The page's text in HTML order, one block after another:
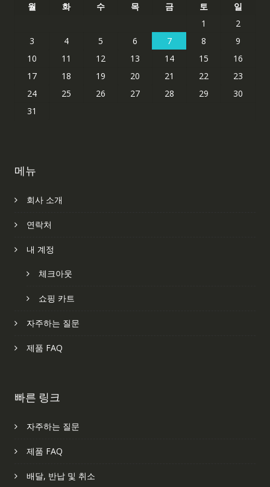
월 화 수 목 금 토
일
1
2
3
4 5 6 7 8
9
10
11 12 13 14 15
16
17
18 19 20 21 22
23
24
25 26 27 28 29
30
31
메뉴
회사 소개
연락처
내 계정
체크아웃
쇼핑 카트
자주하는 질문
제품 FAQ
빠른 링크
자주하는 질문
제품 FAQ
배달, 반납 및 취소